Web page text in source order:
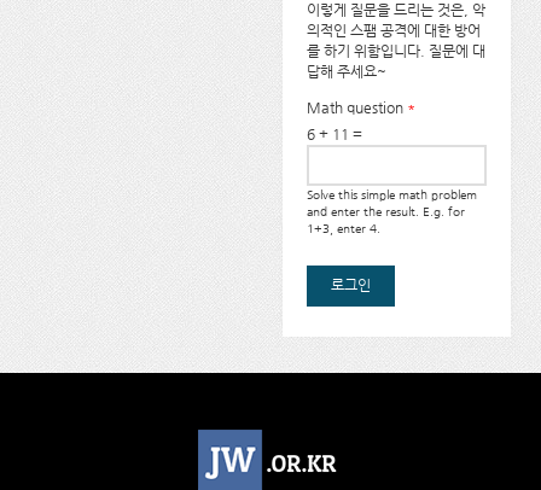
이렇게 질문을 드리는 것은, 악
의적인 스팸 공격에 대한 방어
를 하기 위함입니다. 질문에 대
답해 주세요~
Math question *
6 + 11 =
Solve this simple math problem
and enter the result. E.g. for
1+3, enter 4.